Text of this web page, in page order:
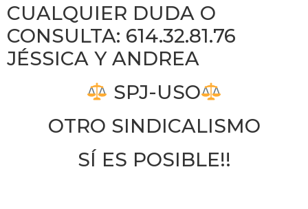
CUALQUIER DUDA O
CONSULTA: 614.32.81.76
JÉSSICA Y ANDREA
SPJ-USO
OTRO SINDICALISMO
SÍ ES POSIBLE!!